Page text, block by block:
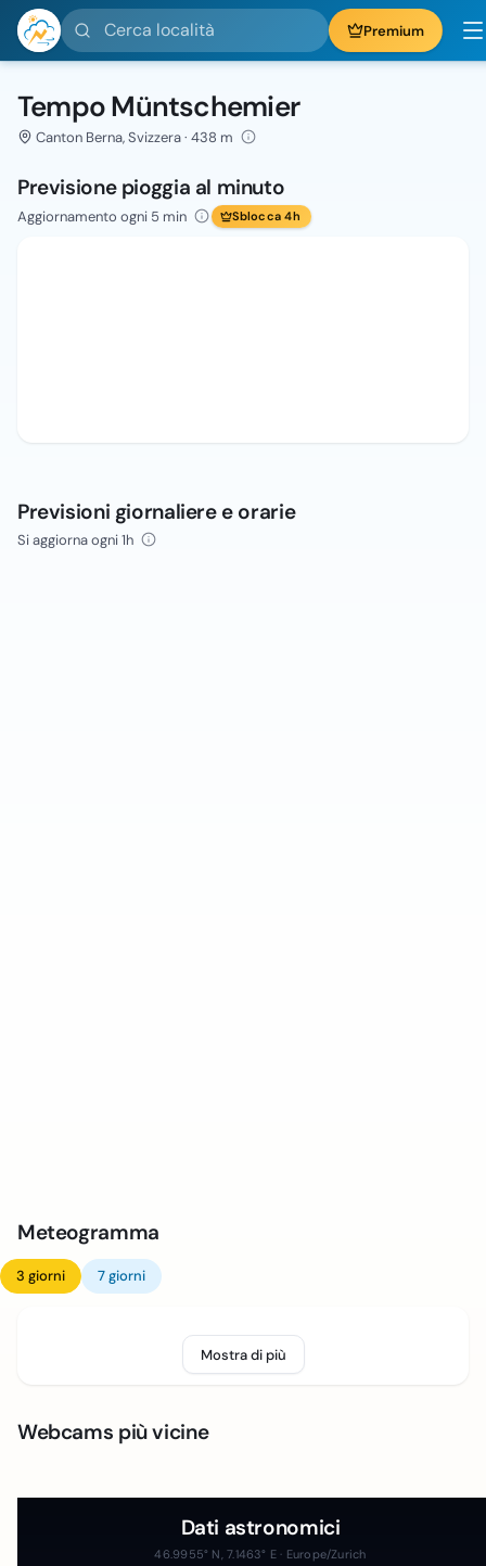
Cerca località Premium
Tempo Müntschemier
Canton Berna, Svizzera · 438 m
Previsione pioggia al minuto
Aggiornamento ogni 5 min Sblocca 4h
Previsioni giornaliere e orarie
Si aggiorna ogni 1h
Meteogramma
3 giorni 7 giorni
Mostra di più
Webcams più vicine
Dati astronomici
46.9955° N, 7.1463° E · Europe/Zurich